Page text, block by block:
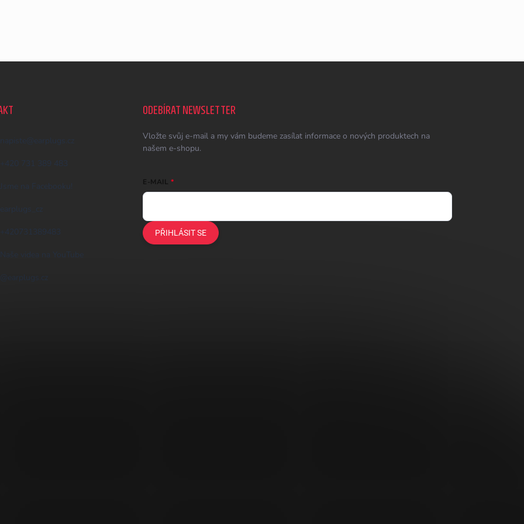
napiste @ earplugs.cz
+420 731 389 483
Jsme na Facebooku!
earplugs_cz
+420731389483
Naše videa na YouTube
@earplugs.cz
ODEBÍRAT NEWSLETTER
Vložte svůj e-mail a my vám budeme zasílat informace o nových produktech na
našem e-shopu.
E-MAIL
PŘIHLÁSIT SE